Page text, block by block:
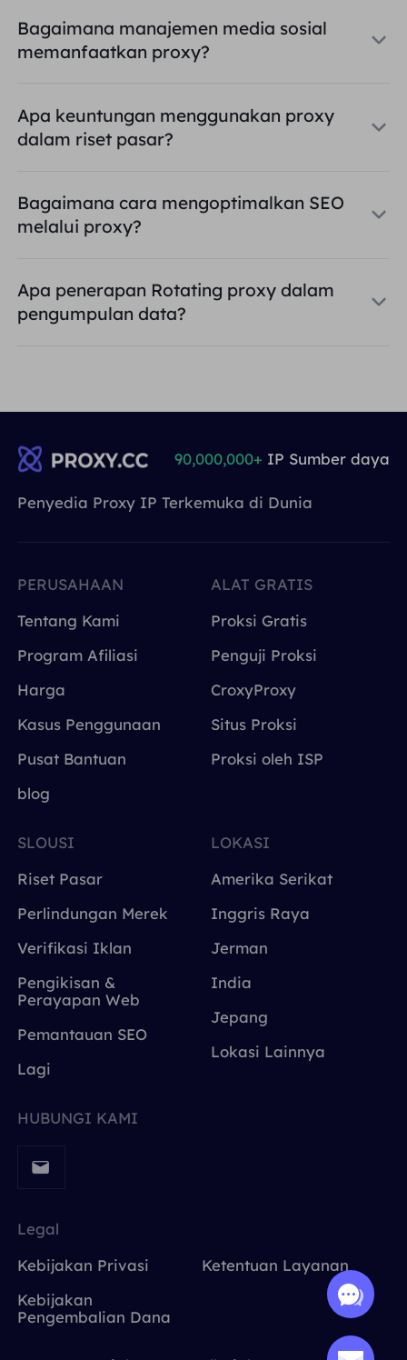
Bagaimana manajemen media sosial
memanfaatkan proxy?
Apa keuntungan menggunakan proxy
dalam riset pasar?
Bagaimana cara mengoptimalkan SEO
melalui proxy?
Apa penerapan Rotating proxy dalam
pengumpulan data?
Penyedia Proxy IP Terkemuka di Dunia
90,000,000+ IP Sumber daya
PERUSAHAAN
Tentang Kami
Program Afiliasi
Harga
Kasus Penggunaan
Pusat Bantuan
blog
ALAT GRATIS
Proksi Gratis
Penguji Proksi
CroxyProxy
Situs Proksi
Proksi oleh ISP
SLOUSI
Riset Pasar
Perlindungan Merek
Verifikasi Iklan
Pengikisan &
Perayapan Web
Pemantauan SEO
Lagi
LOKASI
Amerika Serikat
Inggris Raya
Jerman
India
Jepang
Lokasi Lainnya
HUBUNGI KAMI
Legal
Kebijakan Privasi
Ketentuan Layanan
Kebijakan
Pengembalian Dana